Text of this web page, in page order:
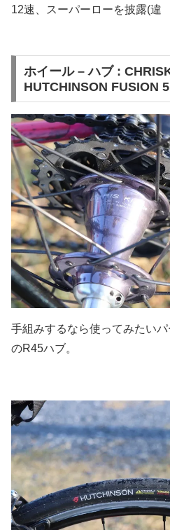
12速、スーパーローを披露(違
ホイール – ハブ :
HUTCHINSON FUSION
手組みするなら使ってみたい
のR45ハブ。